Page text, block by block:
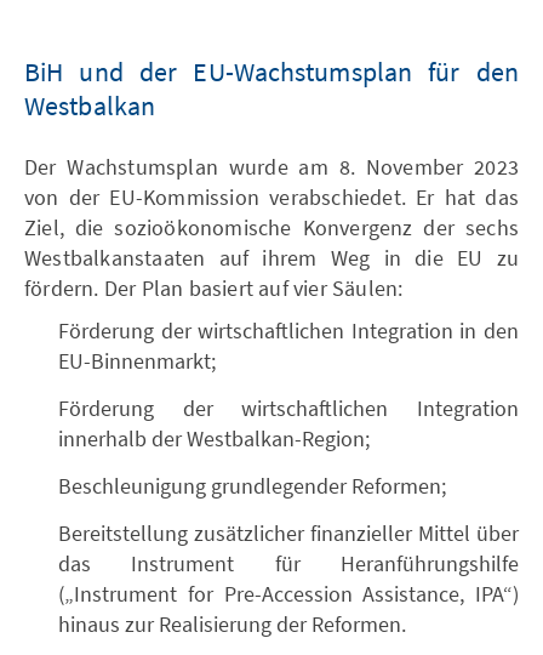
BiH und der EU-Wachstumsplan für den
Westbalkan
Der Wachstumsplan wurde am 8. November 2023
von der EU-Kommission verabschiedet. Er hat das
Ziel, die sozioökonomische Konvergenz der sechs
Westbalkanstaaten auf ihrem Weg in die EU zu
fördern. Der Plan basiert auf vier Säulen:
Förderung der wirtschaftlichen Integration in den
EU-Binnenmarkt;
Förderung der wirtschaftlichen Integration
innerhalb der Westbalkan-Region;
Beschleunigung grundlegender Reformen;
Bereitstellung zusätzlicher finanzieller Mittel über
das Instrument für Heranführungshilfe
(„Instrument for Pre-Accession Assistance, IPA“)
hinaus zur Realisierung der Reformen.